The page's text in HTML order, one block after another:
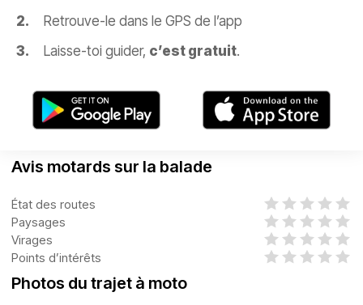
Retrouve-le dans le GPS de l’app
Laisse-toi guider, c’est gratuit.
Avis motards sur la balade
État des routes
Paysages
Virages
Points d’intérêts
Photos du trajet à moto